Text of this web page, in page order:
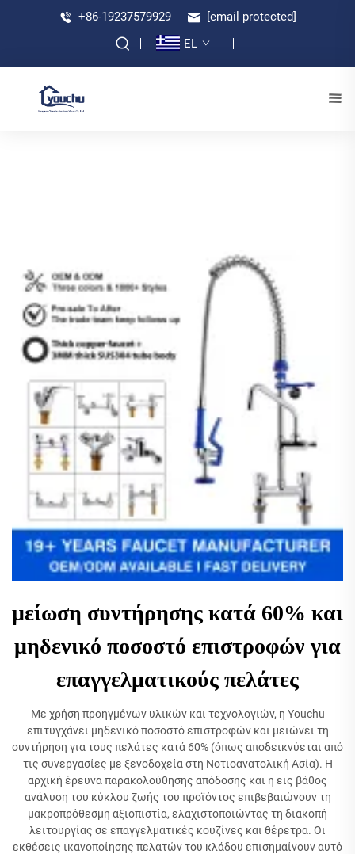
+86-19237579929
[email protected]
EL
μείωση συντήρησης κατά 60% και
μηδενικό ποσοστό επιστροφών για
επαγγελματικούς πελάτες
Με χρήση προηγμένων υλικών και τεχνολογιών, η Youchu
επιτυγχάνει μηδενικό ποσοστό επιστροφών και μειώνει τη
συντήρηση για τους πελάτες κατά 60% (όπως αποδεικνύεται από
τις συνεργασίες με ξενοδοχεία στη Νοτιοανατολική Ασία). Η
αρχική έρευνα παρακολούθησης απόδοσης και η εις βάθος
ανάλυση του κύκλου ζωής του προϊόντος επιβεβαιώνουν τη
μακροπρόθεσμη αξιοπιστία, ελαχιστοποιώντας τη διακοπή
λειτουργίας σε επαγγελματικές κουζίνες και θέρετρα. Οι
εκθέσεις ικανοποίησης πελατών του κλάδου επισημαίνουν αυτό